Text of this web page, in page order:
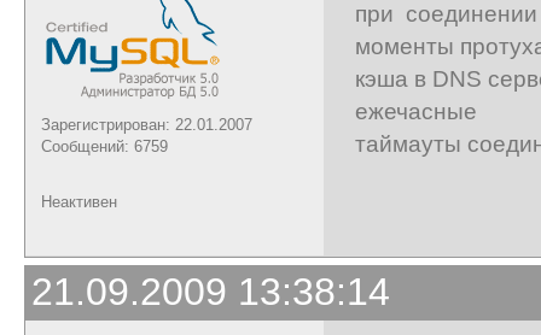
Зарегистрирован: 22.01.2007
Сообщений: 6759
при
моменты
кэша в DNS
ежечасные
таймауты
Неактивен
21.09.2009 13:38:14